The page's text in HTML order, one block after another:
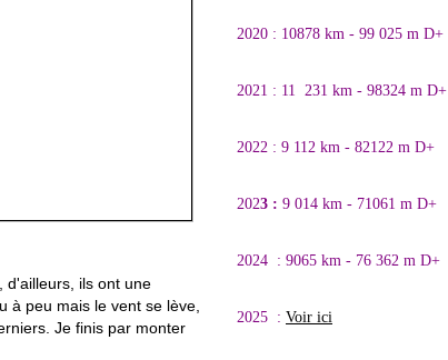
d'ailleurs, ils ont une
à peu mais le vent se lève,
Je finis par monter
2020 : 10878 km - 99 025 m D+
2021 : 11 231 km - 98324 m D+
2022 : 9 112 km - 82122 m D+
2023 : 9 014 km - 71061 m D+
2024 : 9065 km - 76 362 m D+
2025 : Voir ici